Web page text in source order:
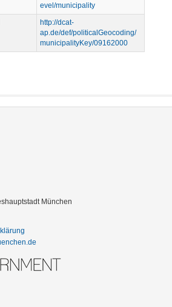
evel/municipality
http://dcat-
ap.de/def/politicalGeocoding/
municipalityKey/09162000
München